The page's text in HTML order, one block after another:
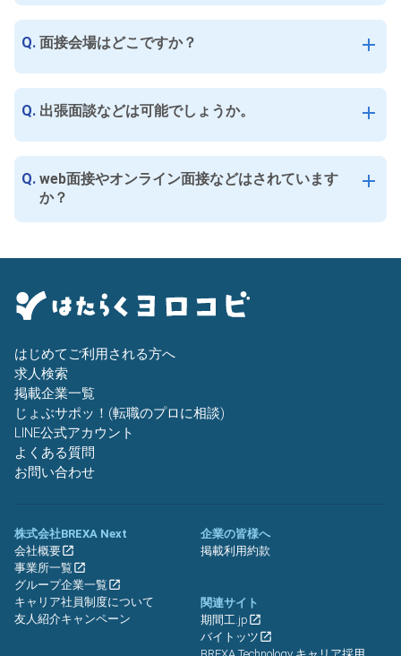
Q. 面接会場はどこですか？ add
Q. 出張面談などは可能でしょうか。 add
Q. web面接やオンライン面接などはされています
か？
add
はじめてご利用される方へ
求人検索
掲載企業一覧
じょぶサポッ！(転職のプロに相談)
LINE公式アカウント
よくある質問
お問い合わせ
株式会社BREXA Next
会社概要
事業所一覧
グループ企業一覧
キャリア社員制度について
友人紹介キャンペーン
企業の皆様へ
掲載利用約款
関連サイト
期間工.jp
バイトッツ